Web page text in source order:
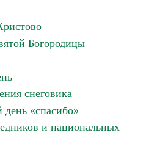
Богородицы
снеговика
«спасибо»
и национальных